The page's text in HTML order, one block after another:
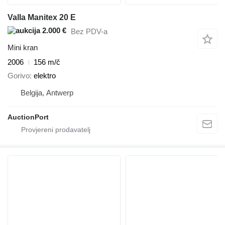
Valla Manitex 20 E
2.000 € Bez PDV-a
Mini kran
2006
156 m/č
Gorivo elektro
Belgija, Antwerp
AuctionPort